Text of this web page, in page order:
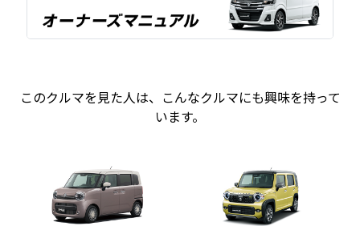
このクルマを見た人は、こんなクルマにも興味を持って
います。